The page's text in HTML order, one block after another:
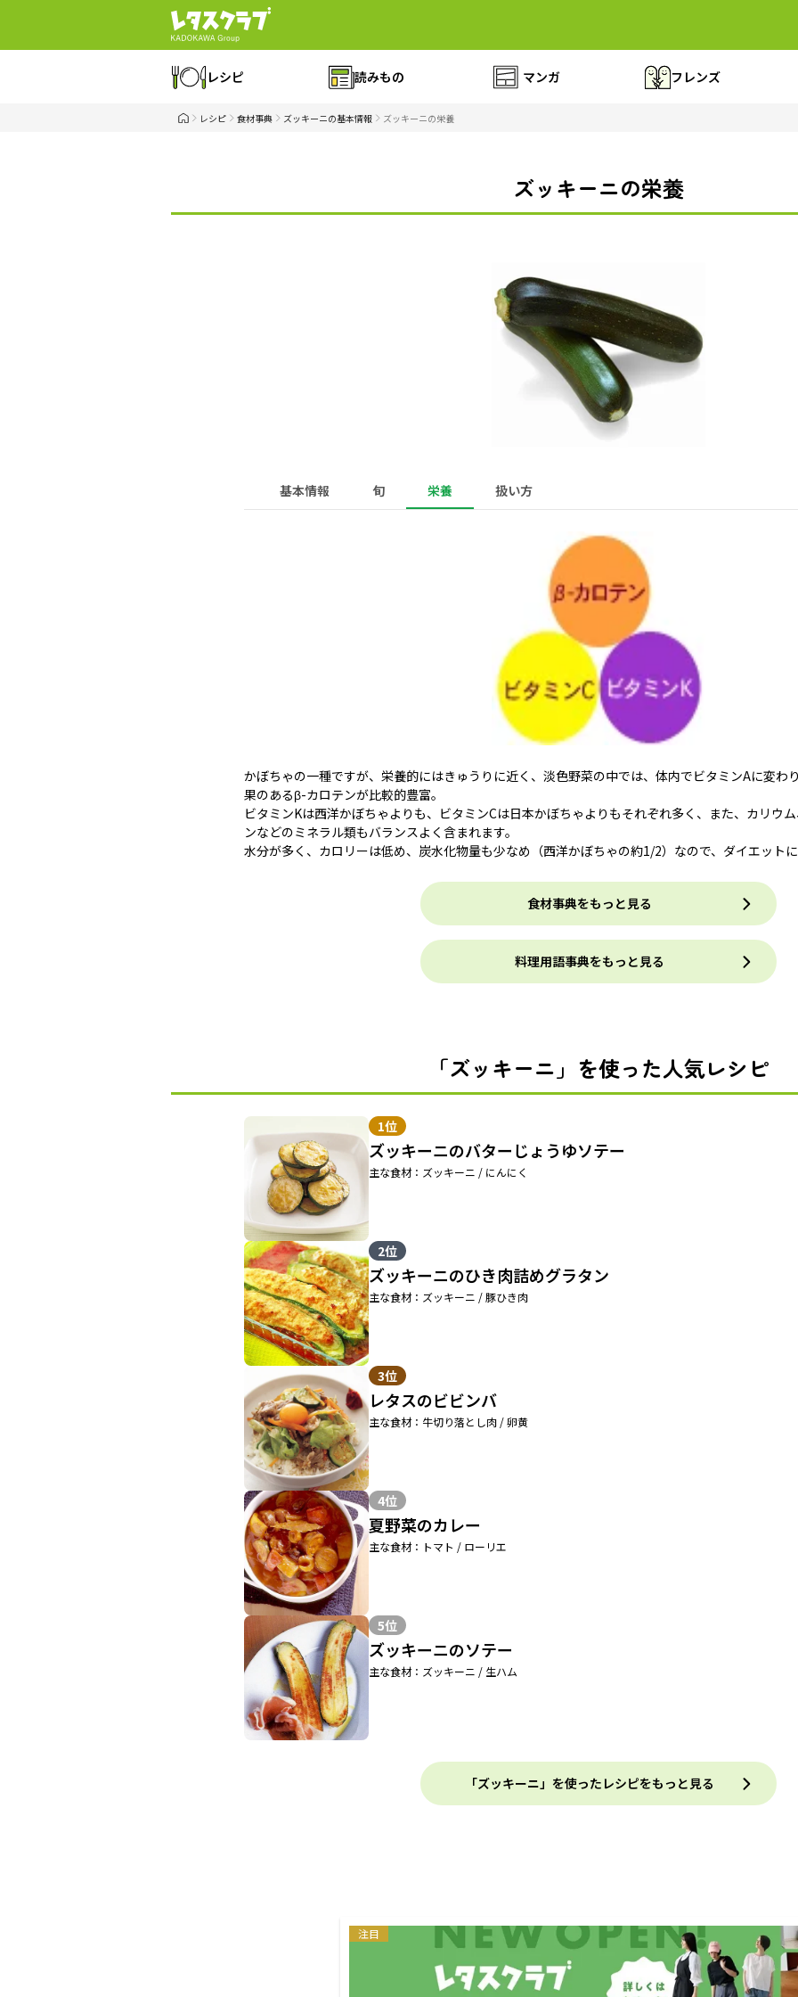
レシピ 読みもの マンガ フレンズ
レシピ 食材事典 ズッキーニの基本情報 ズッキーニの栄養
ズッキーニの栄養
基本情報 旬 栄養 扱い方
かぼちゃの一種ですが、栄養的にはきゅうりに近く、淡色野菜の中では、体内でビタミンAに変わ
果のあるβ-カロテンが比較的豊富。
ビタミンKは西洋かぼちゃよりも、ビタミンCは日本かぼちゃよりもそれぞれ多く、また、カリウ
ンなどのミネラル類もバランスよく含まれます。
水分が多く、カロリーは低め、炭水化物量も少なめ（西洋かぼちゃの約1/2）なので、ダイエットに
食材事典をもっと見る
料理用語事典をもっと見る
「ズッキーニ」を使った人気レシピ
1位
ズッキーニのバターじょうゆソテー
主な食材：ズッキーニ / にんにく
2位
ズッキーニのひき肉詰めグラタン
主な食材：ズッキーニ / 豚ひき肉
3位
レタスのビビンバ
主な食材：牛切り落とし肉 / 卵黄
4位
夏野菜のカレー
主な食材：トマト / ローリエ
5位
ズッキーニのソテー
主な食材：ズッキーニ / 生ハム
「ズッキーニ」を使ったレシピをもっと見る
注目